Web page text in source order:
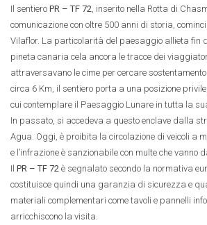
Il sentiero PR – TF 72 , inserito nella Rotta di
comunicazione con oltre 500 anni di storia,
Vilaflor. La particolarità del paesaggio allieta fin
pineta canaria cela ancora le tracce dei
attraversavano le cime per cercare
circa 6 Km, il sentiero porta a una posizione
cui contemplare il Paesaggio Lunare in tutta la
In passato, si accedeva a questo enclave dalla
Agua. Oggi, è proibita la circolazione di veicoli a
e l’infrazione è sanzionabile con multe che vanno
Il PR – TF 72 è segnalato secondo la normativa
costituisce quindi una garanzia di sicurezza e
materiali complementari come tavoli e pannelli
arricchiscono la visita.